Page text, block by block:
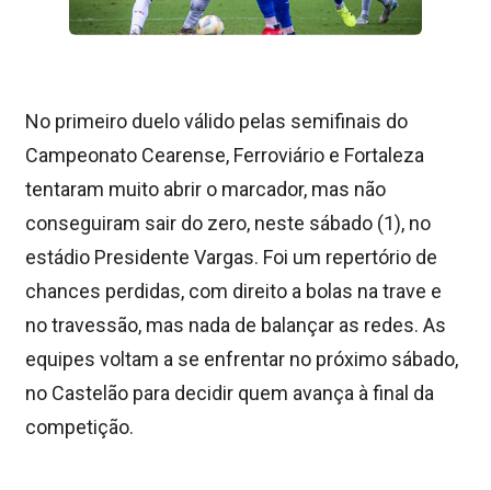
No primeiro duelo válido pelas semifinais do
Campeonato Cearense, Ferroviário e Fortaleza
tentaram muito abrir o marcador, mas não
conseguiram sair do zero, neste sábado (1), no
estádio Presidente Vargas. Foi um repertório de
chances perdidas, com direito a bolas na trave e
no travessão, mas nada de balançar as redes. As
equipes voltam a se enfrentar no próximo sábado,
no Castelão para decidir quem avança à final da
competição.